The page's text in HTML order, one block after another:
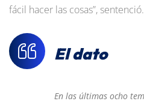
fácil hacer las cosas”, sentenció.
El dato
En las últimas ocho